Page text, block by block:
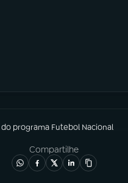
do programa Futebol Nacional
Compartilhe